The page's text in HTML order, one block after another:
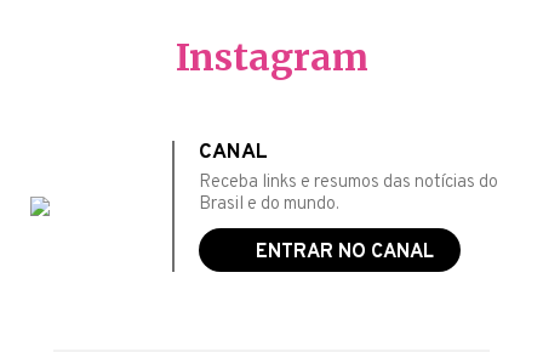
Instagram
CANAL
Receba links e resumos das notícias do
Brasil e do mundo.
ENTRAR NO CANAL